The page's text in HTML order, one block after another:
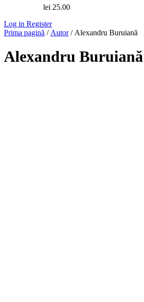
lei 25.00
Log in Register
Prima pagină / Autor/ Alexandru Buruiană
Alexandru Buruiană